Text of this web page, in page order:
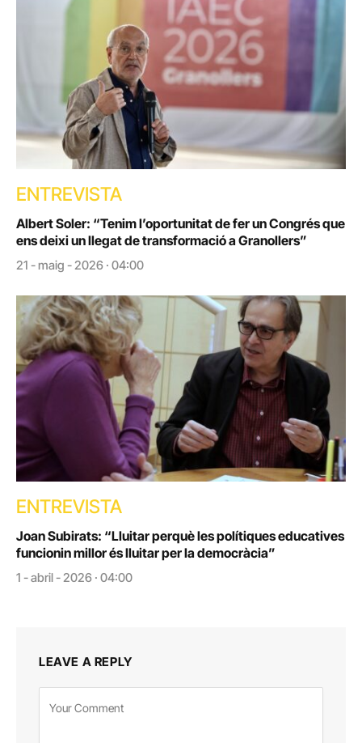
ENTREVISTA
Albert Soler: “Tenim l’oportunitat de fer un Congrés que
ens deixi un llegat de transformació a Granollers”
21 - maig - 2026 · 04:00
ENTREVISTA
Joan Subirats: “Lluitar perquè les polítiques educatives
funcionin millor és lluitar per la democràcia”
1 - abril - 2026 · 04:00
LEAVE A REPLY